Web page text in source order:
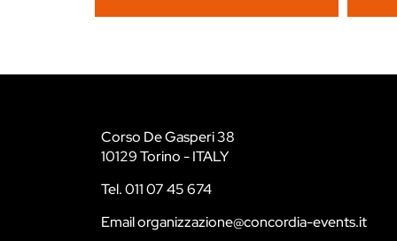
Corso De Gasperi 38
10129 Torino - ITALY
Tel. 011 07 45 674
Email organizzazione@concordia-events.it